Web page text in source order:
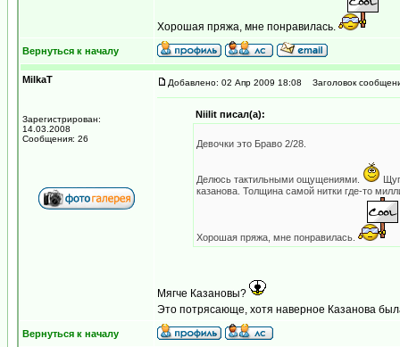
Хорошая пряжа, мне понравилась.
Вернуться к началу
MilkaT
Зарегистрирован:
14.03.2008
Сообщения: 26
Добавлено: 02 Апр 2009 18:08 Заголовок
Niilit писал(а):
Девочки это Браво 2/28.
Делюсь тактильными ощущениями.
казанова. Толщина самой нитки где-то
Хорошая пряжа, мне понравилась.
Мягче Казановы?
Это потрясающе, хотя наверное Казанова
Вернуться к началу